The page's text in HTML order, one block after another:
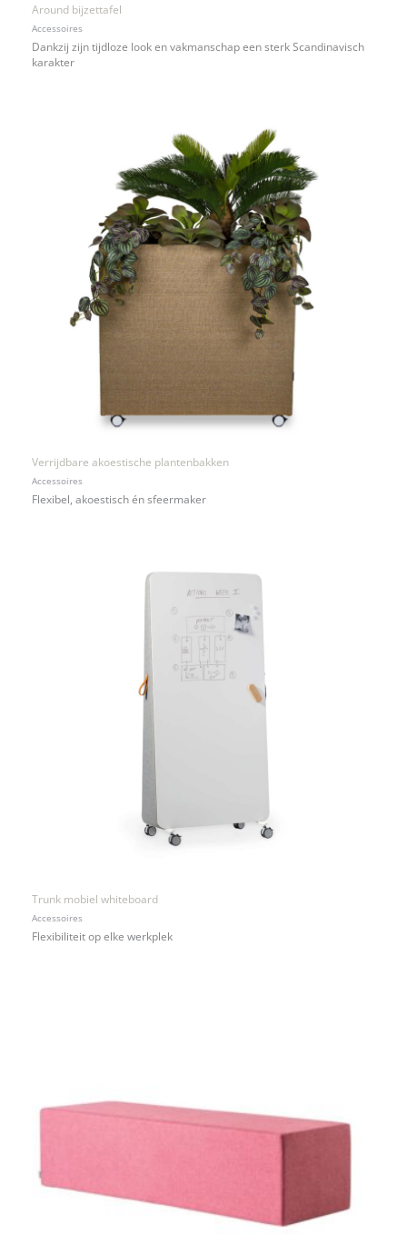
Around bijzettafel
Accessoires
Dankzij zijn tijdloze look en vakmanschap een sterk Scandinavisch
karakter
Verrijdbare akoestische plantenbakken
Accessoires
Flexibel, akoestisch én sfeermaker
Trunk mobiel whiteboard
Accessoires
Flexibiliteit op elke werkplek